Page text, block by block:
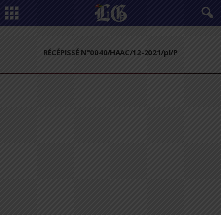
RÉCÉPISSÉ N°0040/HAAC/12-2021/pl/P